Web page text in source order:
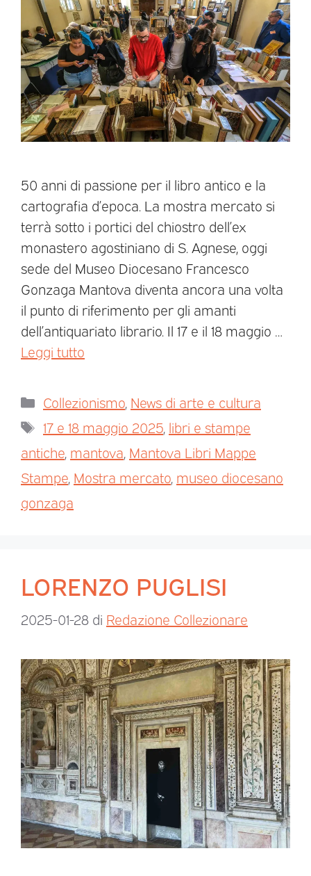
50 anni di passione per il libro antico e la
cartografia d’epoca. La mostra mercato si
terrà sotto i portici del chiostro dell’ex
monastero agostiniano di S. Agnese, oggi
sede del Museo Diocesano Francesco
Gonzaga Mantova diventa ancora una volta
il punto di riferimento per gli amanti
dell’antiquariato librario. Il 17 e il 18 maggio …
Leggi tutto
Collezionismo News di arte e cultura
17 e 18 maggio 2025 libri e stampe
antiche mantova Mantova Libri Mappe
Stampe Mostra mercato museo diocesano
gonzaga
LORENZO PUGLISI
2025-01-28 di Redazione Collezionare